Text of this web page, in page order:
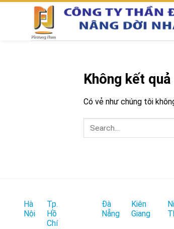
Chuyển
Không kết quả
Có vẻ như chúng tôi
Hà
Nội
Tp.
Hồ
Chí
Đà
Nẵng
Kiên
Giang